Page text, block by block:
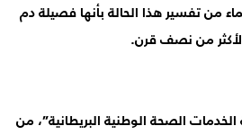
من تفسير هذا الحالة بأنها فصيلة دم
لأكثر من نصف قرن.
الصحة الوطنية البريطانية”، من